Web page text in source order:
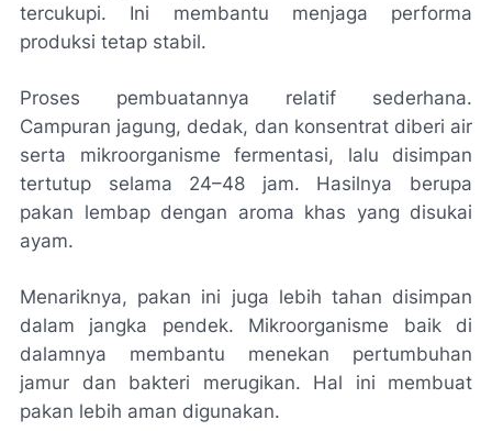
tercukupi. Ini membantu menjaga performa
produksi tetap stabil.
Proses pembuatannya relatif sederhana.
Campuran jagung, dedak, dan konsentrat diberi air
serta mikroorganisme fermentasi, lalu disimpan
tertutup selama 24–48 jam. Hasilnya berupa
pakan lembap dengan aroma khas yang disukai
ayam.
Menariknya, pakan ini juga lebih tahan disimpan
dalam jangka pendek. Mikroorganisme baik di
dalamnya membantu menekan pertumbuhan
jamur dan bakteri merugikan. Hal ini membuat
pakan lebih aman digunakan.